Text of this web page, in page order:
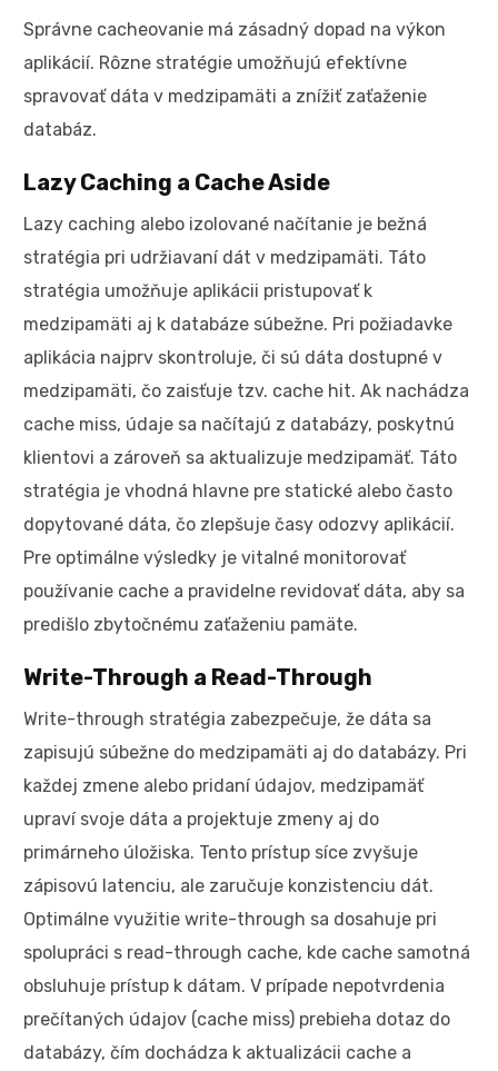
Správne cacheovanie má zásadný dopad na výkon
aplikácií. Rôzne stratégie umožňujú efektívne
spravovať dáta v medzipamäti a znížiť zaťaženie
databáz.
Lazy Caching a Cache Aside
Lazy caching alebo izolované načítanie je bežná
stratégia pri udržiavaní dát v medzipamäti. Táto
stratégia umožňuje aplikácii pristupovať k
medzipamäti aj k databáze súbežne. Pri požiadavke
aplikácia najprv skontroluje, či sú dáta dostupné v
medzipamäti, čo zaisťuje tzv. cache hit. Ak nachádza
cache miss, údaje sa načítajú z databázy, poskytnú
klientovi a zároveň sa aktualizuje medzipamäť. Táto
stratégia je vhodná hlavne pre statické alebo často
dopytované dáta, čo zlepšuje časy odozvy aplikácií.
Pre optimálne výsledky je vitalné monitorovať
používanie cache a pravidelne revidovať dáta, aby sa
predišlo zbytočnému zaťaženiu pamäte.
Write-Through a Read-Through
Write-through stratégia zabezpečuje, že dáta sa
zapisujú súbežne do medzipamäti aj do databázy. Pri
každej zmene alebo pridaní údajov, medzipamäť
upraví svoje dáta a projektuje zmeny aj do
primárneho úložiska. Tento prístup síce zvyšuje
zápisovú latenciu, ale zaručuje konzistenciu dát.
Optimálne využitie write-through sa dosahuje pri
spolupráci s read-through cache, kde cache samotná
obsluhuje prístup k dátam. V prípade nepotvrdenia
prečítaných údajov (cache miss) prebieha dotaz do
databázy, čím dochádza k aktualizácii cache a